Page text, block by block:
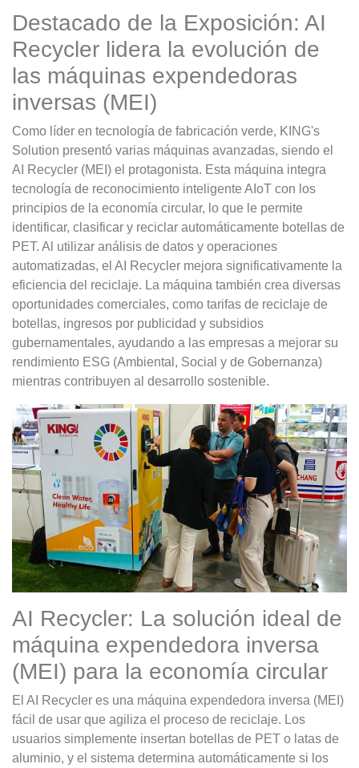
Destacado de la Exposición: AI
Recycler lidera la evolución de
las máquinas expendedoras
inversas (MEI)
Como líder en tecnología de fabricación verde, KING's
Solution presentó varias máquinas avanzadas, siendo el
AI Recycler (MEI) el protagonista. Esta máquina integra
tecnología de reconocimiento inteligente AIoT con los
principios de la economía circular, lo que le permite
identificar, clasificar y reciclar automáticamente botellas de
PET. Al utilizar análisis de datos y operaciones
automatizadas, el AI Recycler mejora significativamente la
eficiencia del reciclaje. La máquina también crea diversas
oportunidades comerciales, como tarifas de reciclaje de
botellas, ingresos por publicidad y subsidios
gubernamentales, ayudando a las empresas a mejorar su
rendimiento ESG (Ambiental, Social y de Gobernanza)
mientras contribuyen al desarrollo sostenible.
AI Recycler: La solución ideal de
máquina expendedora inversa
(MEI) para la economía circular
El AI Recycler es una máquina expendedora inversa (MEI)
fácil de usar que agiliza el proceso de reciclaje. Los
usuarios simplemente insertan botellas de PET o latas de
aluminio, y el sistema determina automáticamente si los